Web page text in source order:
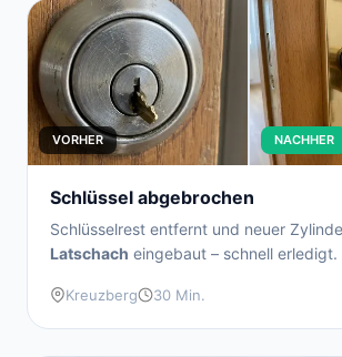
VORHER NACHHER
Schlüssel abgebrochen
Schlüsselrest entfernt und neuer
Latschach eingebaut – schnell erledigt.
Kreuzberg 30 Min.